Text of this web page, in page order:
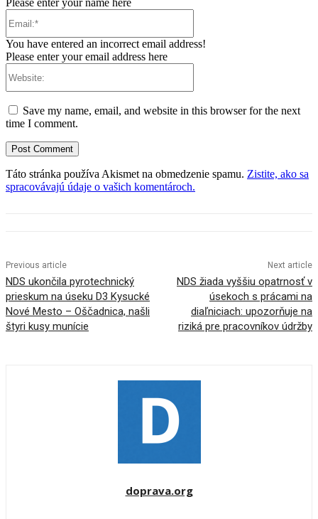
Please enter your name here
You have entered an incorrect email address!
Please enter your email address here
Save my name, email, and website in this browser for the next
time I comment.
Táto stránka používa Akismet na obmedzenie spamu. Zistite, ako sa
spracovávajú údaje o vašich komentároch.
Previous article
NDS ukončila pyrotechnický
prieskum na úseku D3 Kysucké
Nové Mesto – Oščadnica, našli
štyri kusy munície
Next article
NDS žiada vyššiu opatrnosť v
úsekoch s prácami na
diaľniciach: upozorňuje na
riziká pre pracovníkov údržby
doprava.org